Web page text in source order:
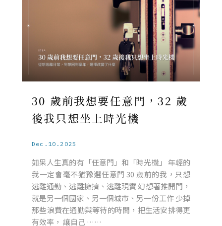
30 歲前我想要任意門，32 歲
後我只想坐上時光機
Dec.10.2025
如果人生真的有「任意門」和「時光機」 年輕的
我一定會毫不猶豫選任意門 30 歲前的我，只想
逃離通勤、逃離擁擠、逃離現實 幻想著推開門，
就是另一個國家、另一個城市、另一份工作 少掉
那些浪費在通勤與等待的時間，把生活安排得更
有效率， 讓自己 ……